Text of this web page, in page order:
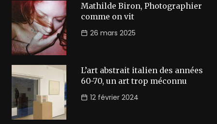
Mathilde Biron, Photographier
comme on vit
26 mars 2025
L’art abstrait italien des années
60-70, un art trop méconnu
12 février 2024